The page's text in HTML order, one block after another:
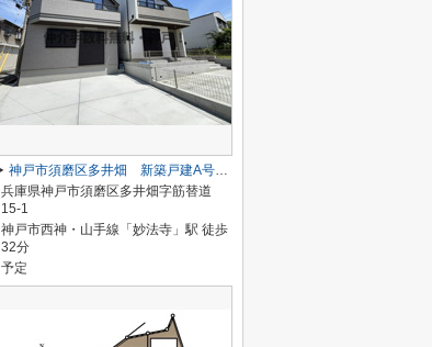
神戸市須磨区多井畑 新築戸建A号棟 仲介手数料無料！
兵庫県神戸市須磨区多井畑字筋替道
15-1
神戸市西神・山手線「妙法寺」駅 徒歩
32分
予定